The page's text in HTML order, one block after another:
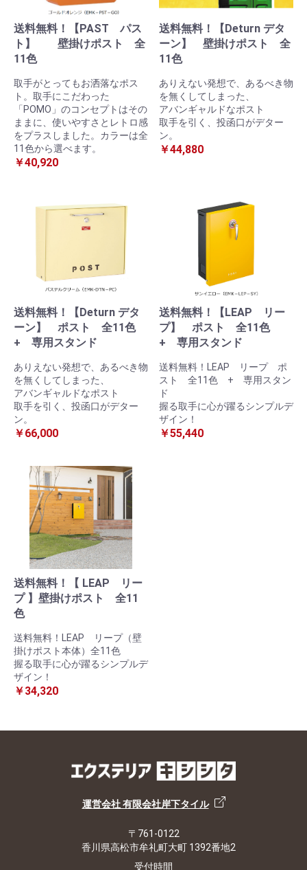
送料無料！【PAST パス
ト】 壁掛けポスト 全
11色
取手がとってもお洒落なポス
ト。取手にこだわった
「POMO」のコンセプトはその
ままに、使いやすさとレトロ感
をプラスしました。カラーは全
11色から選べます。
￥40,920
送料無料！【Deturn デタ
ーン】 壁掛けポスト 全
11色
ありえない発想で、あるべき物
を無くしてしまった、
アバンギャルドなポスト
取手を引く、投函口がデター
ン。
￥44,880
送料無料！【Deturn デタ
ーン】 ポスト 全11色
+ 専用スタンド
ありえない発想で、あるべき物
を無くしてしまった、
アバンギャルドなポスト
取手を引く、投函口がデター
ン。
￥66,000
送料無料！【LEAP リー
プ】 ポスト 全11色
+ 専用スタンド
送料無料！LEAP リープ ポ
スト 全11色 + 専用スタン
ド
握る取手に心が躍るシンプルデ
ザイン！
￥55,440
送料無料！【 LEAP リー
プ 】壁掛けポスト 全11
色
送料無料！LEAP リープ（壁
掛けポスト本体）全11色
握る取手に心が躍るシンプルデ
ザイン！
￥34,320
お買い物を続ける カートへ進む
運営会社 有限会社岸下タイル
〒761-0122
香川県高松市牟礼町大町 1392番地2
受付時間